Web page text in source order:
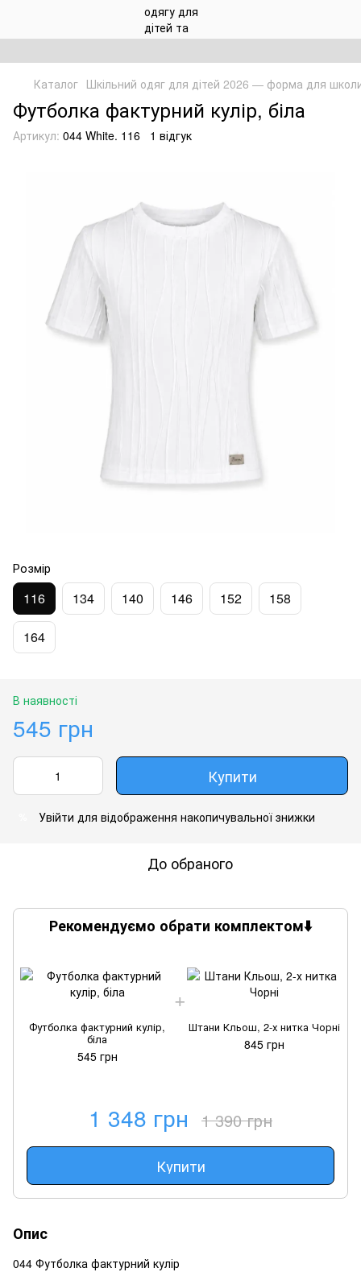
Каталог Шкільний одяг для дітей 2026 — форма для
Футболка фактурний кулір, біла
Артикул: 044 White. 116 1 відгук
Розмір
116 134 140 146 152 158
164
В наявності
545 грн
Купити
Увійти для відображення накопичувальної знижки
До обраного
Рекомендуємо обрати комплектом⬇️
Футболка фактурний кулір,
біла
545 грн
Штани Кльош, 2-х нитка Чорні
845 грн
1 348 грн 1 390 грн
Купити
Опис
044 Футболка фактурний кулір